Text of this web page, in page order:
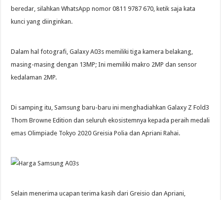
beredar, silahkan WhatsApp nomor 0811 9787 670, ketik saja kata
kunci yang diinginkan.
Dalam hal fotografi, Galaxy A03s memiliki tiga kamera belakang,
masing-masing dengan 13MP; Ini memiliki makro 2MP dan sensor
kedalaman 2MP.
Di samping itu, Samsung baru-baru ini menghadiahkan Galaxy Z Fold3
Thom Browne Edition dan seluruh ekosistemnya kepada peraih medali
emas Olimpiade Tokyo 2020 Greisia Polia dan Apriani Rahai.
Selain menerima ucapan terima kasih dari Greisio dan Apriani,